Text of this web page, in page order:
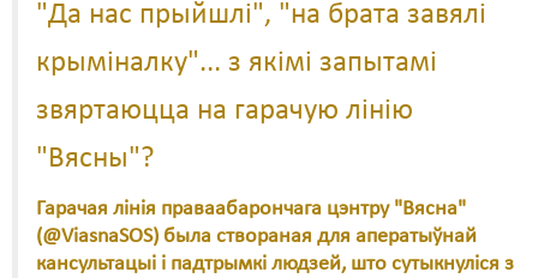
"Да нас прыйшлі", "на брата завялі
крыміналку"... з якімі запытамі
звяртаюцца на гарачую лінію
"Вясны"?
Гарачая лінія праваабарончага цэнтру "Вясна"
(@ViasnaSOS) была створаная для аператыўнай
кансультацыі і падтрымкі людзей, што сутыкнуліся з